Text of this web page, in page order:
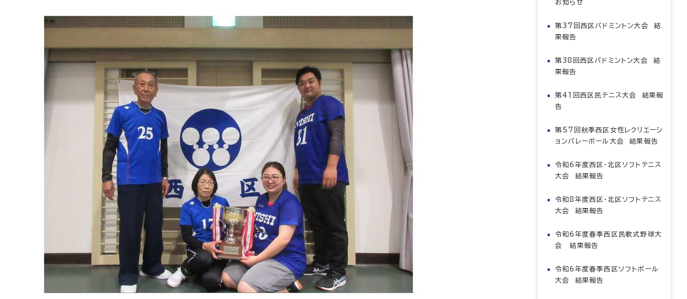
お知らせ
第37回西区バドミントン大会 結
果報告
第38回西区バドミントン大会 結
果報告
第41回西区民テニス大会 結果報
告
第57回秋季西区女性レクリエーシ
ョンバレーボール大会 結果報告
令和6年度西区・北区ソフトテニス
大会 結果報告
令和8年度西区・北区ソフトテニス
大会 結果報告
令和6年度春季西区民軟式野球大
会 結果報告
令和6年度春季西区ソフトボール
大会 結果報告